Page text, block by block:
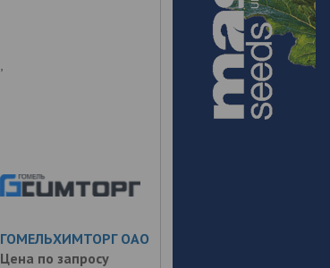
ГОМЕЛЬХИМТОРГ ОАО
Цена по запросу